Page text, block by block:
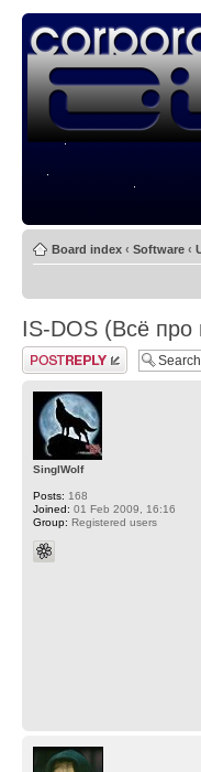
Board index ‹ Software ‹
IS-DOS (Всё про
Post a reply
SinglWolf
Posts: 168
Joined: 01 Feb 2009, 16:16
Group: Registered users